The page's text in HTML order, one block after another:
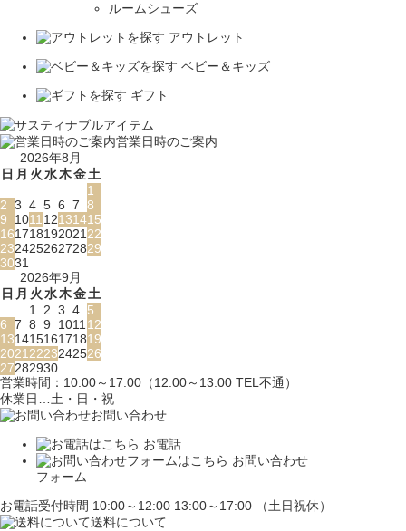
ルームシューズ
アウトレット
ベビー＆キッズ
ギフト
営業日時のご案内
2026年8月
日 月 火水木金土
1
2 3 4 5 6 7 8
9
101112131415
16171819202122
23242526272829
3031
2026年9月
日 月 火水木金土
1 2 3 4 5
6 7 8 9 101112
13141516171819
20212223242526
27282930
営業時間：10:00～17:00（12:00～13:00 TEL不通）
休業日…土・日・祝
お問い合わせ
お電話
お問い合わせ
フォーム
お電話受付時間 10:00～12:00 13:00～17:00 （土日祝休）
送料について